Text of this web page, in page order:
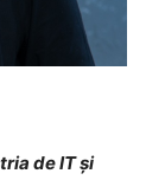
de IT și